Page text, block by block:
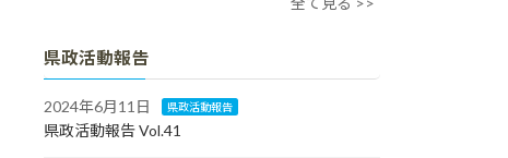
県政活動報告
2024年6月11日 県政活動報告
県政活動報告 Vol.41